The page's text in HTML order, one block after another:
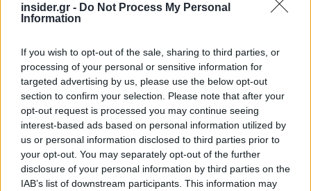
insider.gr - Do Not Process My Personal
Information
If you wish to opt-out of the sale, sharing to third parties, or
processing of your personal or sensitive information for
targeted advertising by us, please use the below opt-out
section to confirm your selection. Please note that after your
opt-out request is processed you may continue seeing
interest-based ads based on personal information utilized by
us or personal information disclosed to third parties prior to
your opt-out. You may separately opt-out of the further
disclosure of your personal information by third parties on the
IAB’s list of downstream participants. This information may
Να σημειωθεί εδώ ότι η ARZYBAKΕ ιδρύθηκε τον
Οκτώβριο του 2025, με αρχικό μετοχικό κεφάλαιο
ύψους 1 εκατ. ευρώ και κύριο αντικείμενο την
παραγωγή ψωμιού, ειδών ζαχαροπλαστικής και
γλυκισμάτων. Στον Μιχάλη Αραμπατζή ανήκει το